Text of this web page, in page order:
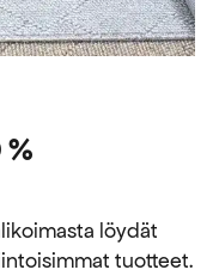
löydät
tuotteet.